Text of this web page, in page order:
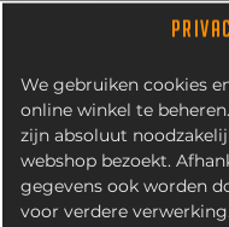
We gebruiken cookies
online winkel te
zijn absoluut
webshop bezoekt.
gegevens ook worden
voor verdere